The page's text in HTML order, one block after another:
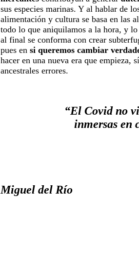
sus especies marinas. Y al hablar de
alimentación y cultura se basa en las
todo lo que aniquilamos a la hora, y
al final se conforma con crear
pues en si queremos cambiar
hacer en una nueva era que empieza,
ancestrales errores.
“El Covid no
inmersas en
Miguel del Río